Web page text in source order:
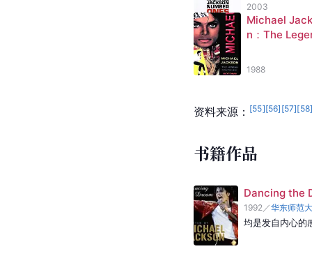
2003
Michael
n：The
1988
资料来源： [55][56] [57][58
书籍作品
Dancing the
1992 ／华东师范
均是发自内心的